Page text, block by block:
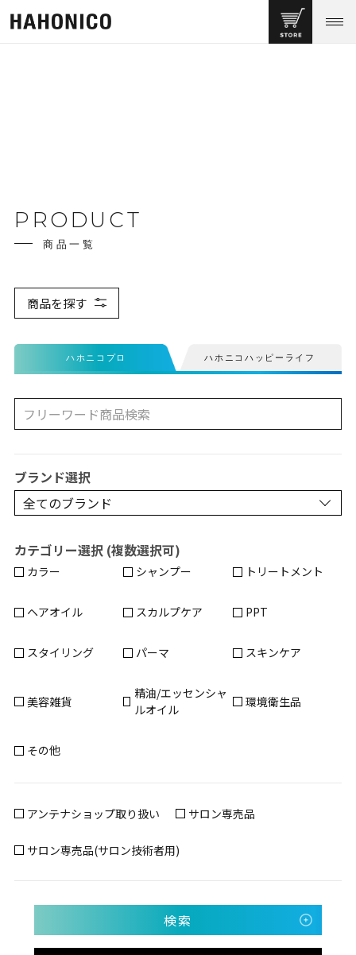
PRODUCT
商品一覧
商品を探す
ハホニコプロ ハホニコハッピーライフ
ブランド選択
カテゴリー選択 (複数選択可)
カラー シャンプー トリートメント
ヘアオイル スカルプケア PPT
スタイリング パーマ スキンケア
美容雑貨
精油/エッセンシャ
ルオイル
環境衛生品
その他
アンテナショップ取り扱い サロン専売品
サロン専売品(サロン技術者用)
検索